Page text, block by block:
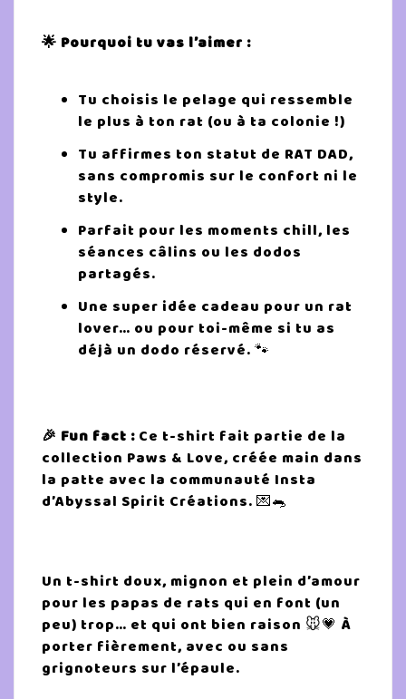
🌟 Pourquoi tu vas l’aimer :
Tu choisis le pelage qui ressemble
le plus à ton rat (ou à ta colonie !)
Tu affirmes ton statut de RAT DAD,
sans compromis sur le confort ni le
style.
Parfait pour les moments chill, les
séances câlins ou les dodos
partagés.
Une super idée cadeau pour un rat
lover… ou pour toi-même si tu as
déjà un dodo réservé. 🐾
🎉 Fun fact : Ce t-shirt fait partie de la
collection Paws & Love, créée main dans
la patte avec la communauté Insta
d’Abyssal Spirit Créations. 💌🐀
Un t-shirt doux, mignon et plein d’amour
pour les papas de rats qui en font (un
peu) trop… et qui ont bien raison 🐭💗 À
porter fièrement, avec ou sans
grignoteurs sur l’épaule.